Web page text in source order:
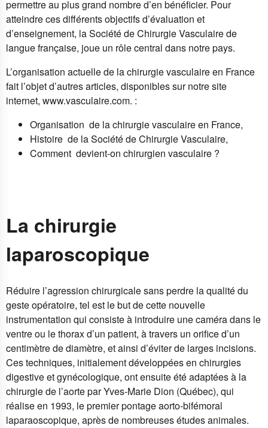
permettre au plus grand nombre d’en bénéficier. Pour
atteindre ces différents objectifs d’évaluation et
d’enseignement, la Société de Chirurgie Vasculaire de
langue française, joue un rôle central dans notre pays.
L’organisation actuelle de la chirurgie vasculaire en France
fait l’objet d’autres articles, disponibles sur notre site
internet, www.vasculaire.com. :
Organisation de la chirurgie vasculaire en France,
Histoire de la Société de Chirurgie Vasculaire,
Comment devient-on chirurgien vasculaire ?
La chirurgie
laparoscopique
Réduire l’agression chirurgicale sans perdre la qualité du
geste opératoire, tel est le but de cette nouvelle
instrumentation qui consiste à introduire une caméra dans le
ventre ou le thorax d’un patient, à travers un orifice d’un
centimètre de diamètre, et ainsi d’éviter de larges incisions.
Ces techniques, initialement développées en chirurgies
digestive et gynécologique, ont ensuite été adaptées à la
chirurgie de l’aorte par Yves-Marie Dion (Québec), qui
réalise en 1993, le premier pontage aorto-bifémoral
laparaoscopique, après de nombreuses études animales.